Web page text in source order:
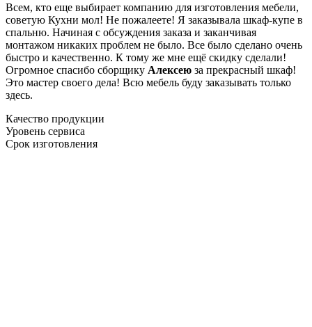
Всем, кто еще выбирает компанию для изготовления мебели,
советую Кухни мол! Не пожалеете! Я заказывала шкаф-купе в
спальню. Начиная с обсуждения заказа и заканчивая
монтажом никаких проблем не было. Все было сделано очень
быстро и качественно. К тому же мне ещё скидку сделали!
Огромное спасибо сборщику Алексею за прекрасный шкаф!
Это мастер своего дела! Всю мебель буду заказывать только
здесь.
Качество продукции
Уровень сервиса
Срок изготовления